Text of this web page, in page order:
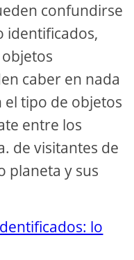
confundirse
identificados,
caber en nada
el tipo de objetos
entre los
de visitantes de
planeta y sus
lo